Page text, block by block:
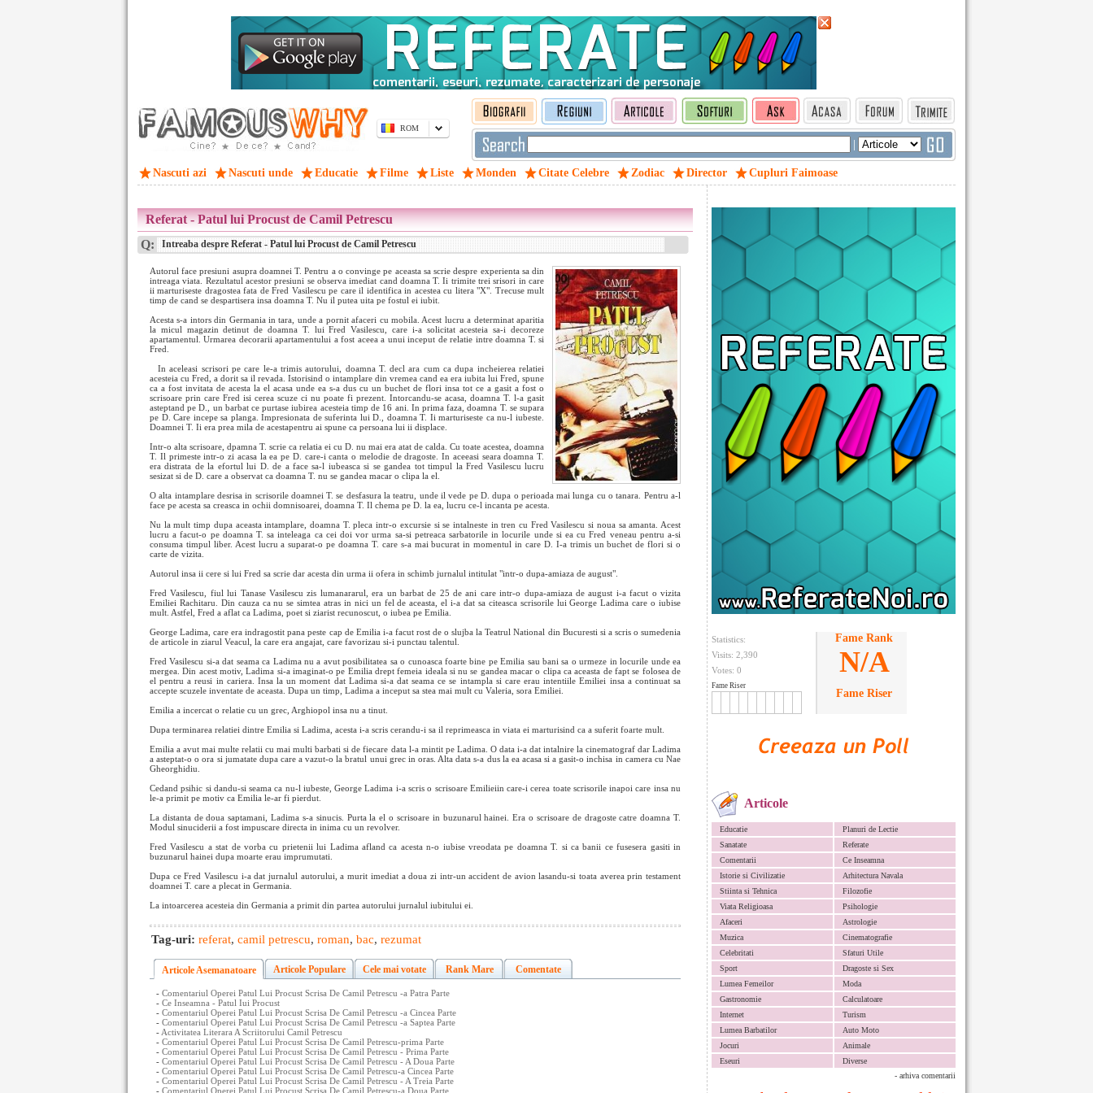
ROM
|
Nascuti azi Nascuti unde Educatie Filme Liste Monden Citate Celebre Zodiac Director Cupluri Faimoase
Statistics:
Visits: 2,390
Votes: 0
Fame Riser
Fame Rank
N/A
Fame Riser
Articole
Educatie
Planuri de Lectie
Sanatate
Referate
Comentarii
Ce Inseamna
Istorie si Civilizatie
Arhitectura Navala
Stiinta si Tehnica
Filozofie
Viata Religioasa
Psihologie
Afaceri
Astrologie
Muzica
Cinematografie
Celebritati
Sfaturi Utile
Sport
Dragoste si Sex
Lumea Femeilor
Moda
Gastronomie
Calculatoare
Internet
Turism
Lumea Barbatilor
Auto Moto
Jocuri
Animale
Eseuri
Diverse
- arhiva comentarii
Referat - Patul lui Procust de Camil Petrescu
Q: Intreaba despre Referat - Patul lui Procust de Camil Petrescu
Autorul face presiuni asupra doamnei T. Pentru a o convinge pe aceasta sa scrie despre experienta sa din
intreaga viata. Rezultatul acestor presiuni se observa imediat cand doamna T. Ii trimite trei srisori in care
ii marturiseste dragostea fata de Fred Vasilescu pe care il identifica in acestea cu litera "X". Trecuse mult
timp de cand se despartisera insa doamna T. Nu il putea uita pe fostul ei iubit.
Acesta s-a intors din Germania in tara, unde a pornit afaceri cu mobila. Acest lucru a determinat aparitia
la micul magazin detinut de doamna T. lui Fred Vasilescu, care i-a solicitat acesteia sa-i decoreze
apartamentul. Urmarea decorarii apartamentului a fost aceea a unui inceput de relatie intre doamna T. si
Fred.
In aceleasi scrisori pe care le-a trimis autorului, doamna T. declara cum ca dupa incheierea relatiei
acesteia cu Fred, a dorit sa il revada. Istorisind o intamplare din vremea cand ea era iubita lui Fred, spune
ca a fost invitata de acesta la el acasa unde ea s-a dus cu un buchet de flori insa tot ce a gasit a fost o
scrisoare prin care Fred isi cerea scuze ci nu poate fi prezent. Intorcandu-se acasa, doamna T. l-a gasit
asteptand pe D., un barbat ce purtase iubirea acesteia timp de 16 ani. In prima faza, doamna T. se supara
pe D. Care incepe sa planga. Impresionata de suferinta lui D., doamna T. Ii marturiseste ca nu-l iubeste.
Doamnei T. Ii era prea mila de acestapentru ai spune ca persoana lui ii displace.
Intr-o alta scrisoare, dpamna T. scrie ca relatia ei cu D. nu mai era atat de calda. Cu toate acestea, doamna
T. Il primeste intr-o zi acasa la ea pe D. care-i canta o melodie de dragoste. In aceeasi seara doamna T.
era distrata de la efortul lui D. de a face sa-l iubeasca si se gandea tot timpul la Fred Vasilescu lucru
sesizat si de D. care a observat ca doamna T. nu se gandea macar o clipa la el.
O alta intamplare desrisa in scrisorile doamnei T. se desfasura la teatru, unde il vede pe D. dupa o perioada mai lunga cu o tanara. Pentru a-l
face pe acesta sa creasca in ochii domnisoarei, doamna T. Il chema pe D. la ea, lucru ce-l incanta pe acesta.
Nu la mult timp dupa aceasta intamplare, doamna T. pleca intr-o excursie si se intalneste in tren cu Fred Vasilescu si noua sa amanta. Acest
lucru a facut-o pe doamna T. sa inteleaga ca cei doi vor urma sa-si petreaca sarbatorile in locurile unde si ea cu Fred veneau pentru a-si
consuma timpul liber. Acest lucru a suparat-o pe doamna T. care s-a mai bucurat in momentul in care D. I-a trimis un buchet de flori si o
carte de vizita.
Autorul insa ii cere si lui Fred sa scrie dar acesta din urma ii ofera in schimb jurnalul intitulat "intr-o dupa-amiaza de august".
Fred Vasilescu, fiul lui Tanase Vasilescu zis lumanararul, era un barbat de 25 de ani care intr-o dupa-amiaza de august i-a facut o vizita
Emiliei Rachitaru. Din cauza ca nu se simtea atras in nici un fel de aceasta, el i-a dat sa citeasca scrisorile lui George Ladima care o iubise
mult. Astfel, Fred a aflat ca Ladima, poet si ziarist recunoscut, o iubea pe Emilia.
George Ladima, care era indragostit pana peste cap de Emilia i-a facut rost de o slujba la Teatrul National din Bucuresti si a scris o sumedenia
de articole in ziarul Veacul, la care era angajat, care favorizau si-i punctau talentul.
Fred Vasilescu si-a dat seama ca Ladima nu a avut posibilitatea sa o cunoasca foarte bine pe Emilia sau bani sa o urmeze in locurile unde ea
mergea. Din acest motiv, Ladima si-a imaginat-o pe Emilia drept femeia ideala si nu se gandea macar o clipa ca aceasta de fapt se folosea de
el pentru a reusi in cariera. Insa la un moment dat Ladima si-a dat seama ce se intampla si care erau intentiile Emiliei insa a continuat sa
accepte scuzele inventate de aceasta. Dupa un timp, Ladima a inceput sa stea mai mult cu Valeria, sora Emiliei.
Emilia a incercat o relatie cu un grec, Arghiopol insa nu a tinut.
Dupa terminarea relatiei dintre Emilia si Ladima, acesta i-a scris cerandu-i sa il reprimeasca in viata ei marturisind ca a suferit foarte mult.
Emilia a avut mai multe relatii cu mai multi barbati si de fiecare data l-a mintit pe Ladima. O data i-a dat intalnire la cinematograf dar Ladima
a asteptat-o o ora si jumatate dupa care a vazut-o la bratul unui grec in oras. Alta data s-a dus la ea acasa si a gasit-o inchisa in camera cu Nae
Gheorghidiu.
Cedand psihic si dandu-si seama ca nu-l iubeste, George Ladima i-a scris o scrisoare Emilieiin care-i cerea toate scrisorile inapoi care insa nu
le-a primit pe motiv ca Emilia le-ar fi pierdut.
La distanta de doua saptamani, Ladima s-a sinucis. Purta la el o scrisoare in buzunarul hainei. Era o scrisoare de dragoste catre doamna T.
Modul sinuciderii a fost impuscare directa in inima cu un revolver.
Fred Vasilescu a stat de vorba cu prietenii lui Ladima afland ca acesta n-o iubise vreodata pe doamna T. si ca banii ce fusesera gasiti in
buzunarul hainei dupa moarte erau imprumutati.
Dupa ce Fred Vasilescu i-a dat jurnalul autorului, a murit imediat a doua zi intr-un accident de avion lasandu-si toata averea prin testament
doamnei T. care a plecat in Germania.
La intoarcerea acesteia din Germania a primit din partea autorului jurnalul iubitului ei.
Tag-uri: referat, camil petrescu, roman, bac, rezumat
Articole Asemanatoare Articole Populare Cele mai votate Rank Mare Comentate
- Comentariul Operei Patul Lui Procust Scrisa De Camil Petrescu -a Patra Parte
- Ce Inseamna - Patul Iui Procust
- Comentariul Operei Patul Lui Procust Scrisa De Camil Petrescu -a Cincea Parte
- Comentariul Operei Patul Lui Procust Scrisa De Camil Petrescu -a Saptea Parte
- Activitatea Literara A Scriitorului Camil Petrescu
- Comentariul Operei Patul Lui Procust Scrisa De Camil Petrescu-prima Parte
- Comentariul Operei Patul Lui Procust Scrisa De Camil Petrescu - Prima Parte
- Comentariul Operei Patul Lui Procust Scrisa De Camil Petrescu - A Doua Parte
- Comentariul Operei Patul Lui Procust Scrisa De Camil Petrescu-a Cincea Parte
- Comentariul Operei Patul Lui Procust Scrisa De Camil Petrescu - A Treia Parte
- Comentariul Operei Patul Lui Procust Scrisa De Camil Petrescu-a Doua Parte